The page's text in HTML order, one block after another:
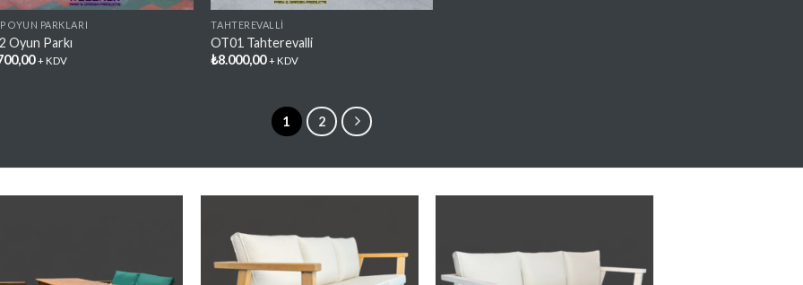
OYUN PARKLARI
Oyun Parkı
+ KDV
TAHTEREVALLI
OT01 Tahterevalli
₺8.000,00 + KDV
1 2